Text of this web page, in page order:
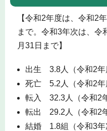
【令和2年度は、令和2
まで。令和3年次は、令
月31日まで】
出生 3.8人（令和2年
死亡 5.2人（令和2年
転入 32.3人（令和2
転出 29.2人（令和2
結婚 1.8組（令和3年